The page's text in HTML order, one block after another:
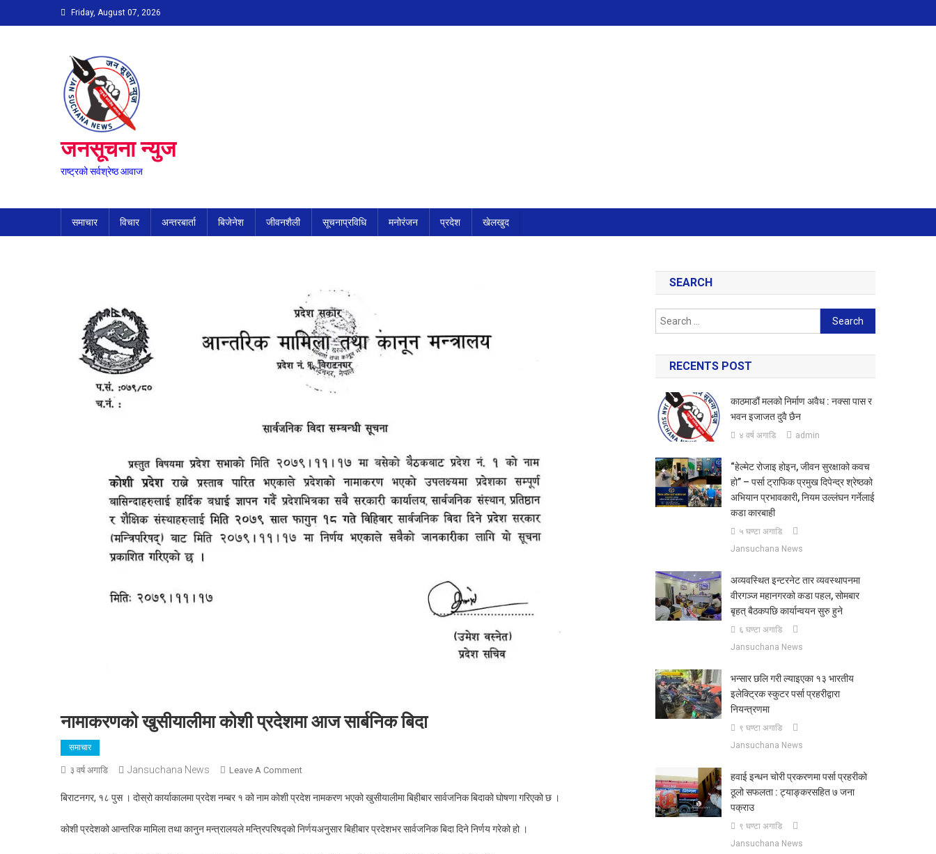
to
Friday, August 07, 2026
जनसूचना न्युज
राष्ट्रको सर्वश्रेष्ठ आवाज
समाचार विचार अन्तरबार्ता बिजेनेश जीवनशैली सूचनाप्रविधि मनोरंजन प्रदेश खेलखुद
नामाकरणको खुसीयालीमा कोशी प्रदेशमा आज सार्बनिक बिदा
समाचार
३ वर्ष अगाडि Jansuchana News Leave A CommentOn
खुसीयालीमा
प्रदेशमा
बिराटनगर, १८ पुस । दोस्रो कार्याकालमा प्रदेश नम्बर १ को नाम कोशी प्रदेश नामकरण भएको खुसीयालीमा बिहीबार सार्वजनिक बिदाको घोषणा गरिएको छ ।
कोशी प्रदेशको आन्तरिक मामिला तथा कानुन मन्त्रालयले मन्त्रिपरिषद्को निर्णयअनुसार बिहीबार प्रदेशभर सार्वजनिक बिदा दिने निर्णय गरेको हो ।
SEARCH
Search
for:
RECENTS POST
काठमाडौं मलको निर्माण अवैध : नक्सा पास र
भवन इजाजत दुवै छैन
४ वर्ष अगाडि admin
“हेल्मेट रोजाइ होइन, जीवन सुरक्षाको कवच
हो” – पर्सा ट्राफिक प्रमुख दिपेन्द्र श्रेष्ठको
अभियान प्रभावकारी, नियम उल्लंघन गर्नेलाई
कडा कारबाही
५ घण्टा अगाडि
Jansuchana News
अव्यवस्थित इन्टरनेट तार व्यवस्थापनमा
वीरगञ्ज महानगरको कडा पहल, सोमबार
बृहत् बैठकपछि कार्यान्वयन सुरु हुने
६ घण्टा अगाडि
Jansuchana News
भन्सार छलि गरी ल्याइएका १३ भारतीय
इलेक्ट्रिक स्कुटर पर्सा प्रहरीद्वारा
नियन्त्रणमा
९ घण्टा अगाडि
Jansuchana News
हवाई इन्धन चोरी प्रकरणमा पर्सा प्रहरीको
ठूलो सफलता : ट्याङ्करसहित ७ जना
पक्राउ
९ घण्टा अगाडि
Jansuchana News